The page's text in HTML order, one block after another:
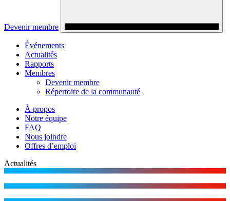
Devenir membre
Événements
Actualités
Rapports
Membres
Devenir membre
Répertoire de la communauté
À propos
Notre équipe
FAQ
Nous joindre
Offres d’emploi
Actualités